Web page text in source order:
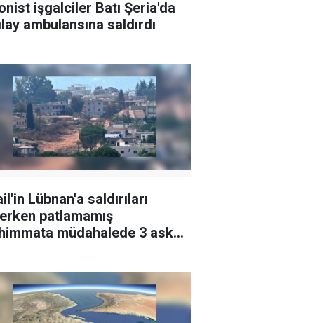
işgalciler Batı Şeria'da
ambulansına saldırdı
Lübnan'a saldırıları
patlamamış
müdahalede 3 asker